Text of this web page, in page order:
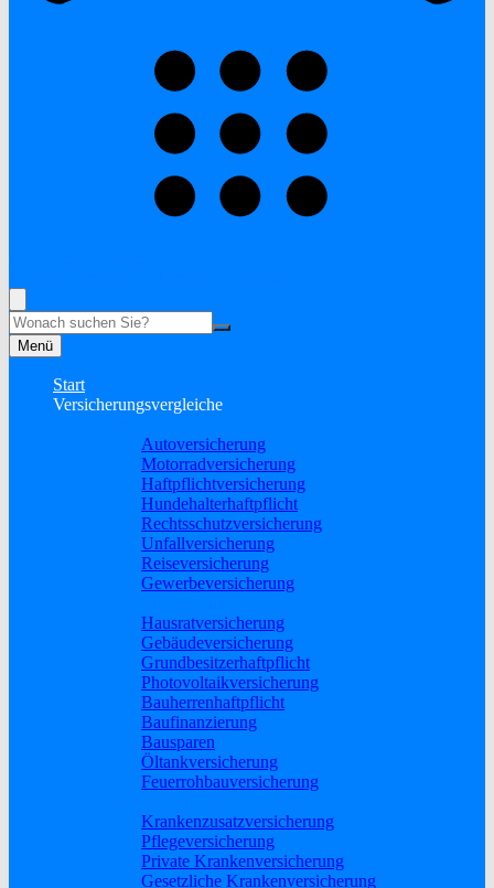
Suche
Menü
Start
Versicherungsvergleiche
Autoversicherung
Motorradversicherung
Haftpflichtversicherung
Hundehalterhaftpflicht
Rechtsschutzversicherung
Unfallversicherung
Reiseversicherung
Gewerbeversicherung
Hausratversicherung
Gebäudeversicherung
Grundbesitzerhaftpflicht
Photovoltaikversicherung
Bauherrenhaftpflicht
Baufinanzierung
Bausparen
Öltankversicherung
Feuerrohbauversicherung
Krankenzusatzversicherung
Pflegeversicherung
Private Krankenversicherung
Gesetzliche Krankenversicherung